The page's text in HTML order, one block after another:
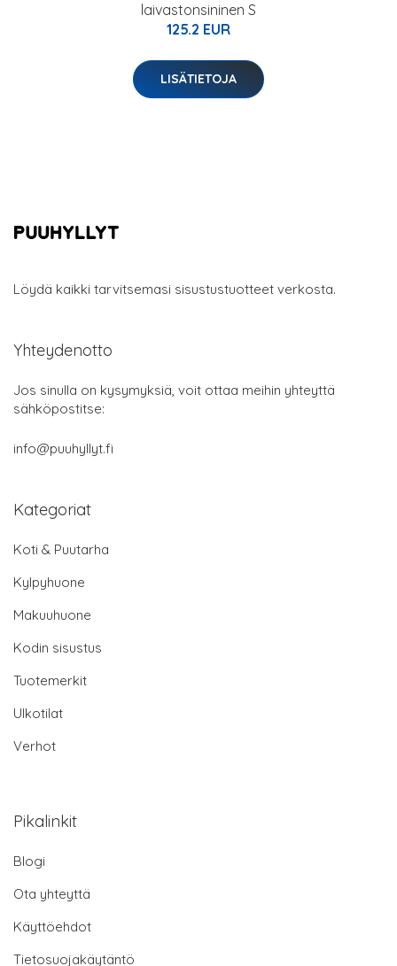
laivastonsininen S
125.2 EUR
LISÄTIETOJA
Löydä kaikki tarvitsemasi sisustustuotteet verkosta.
Yhteydenotto
Jos sinulla on kysymyksiä, voit ottaa meihin yhteyttä
sähköpostitse:
info@puuhyllyt.fi
Kategoriat
Koti & Puutarha
Kylpyhuone
Makuuhuone
Kodin sisustus
Tuotemerkit
Ulkotilat
Verhot
Pikalinkit
Blogi
Ota yhteyttä
Käyttöehdot
Tietosuojakäytäntö